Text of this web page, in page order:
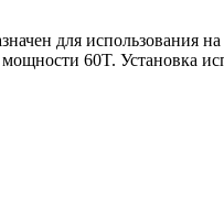
для использования на
60T. Установка